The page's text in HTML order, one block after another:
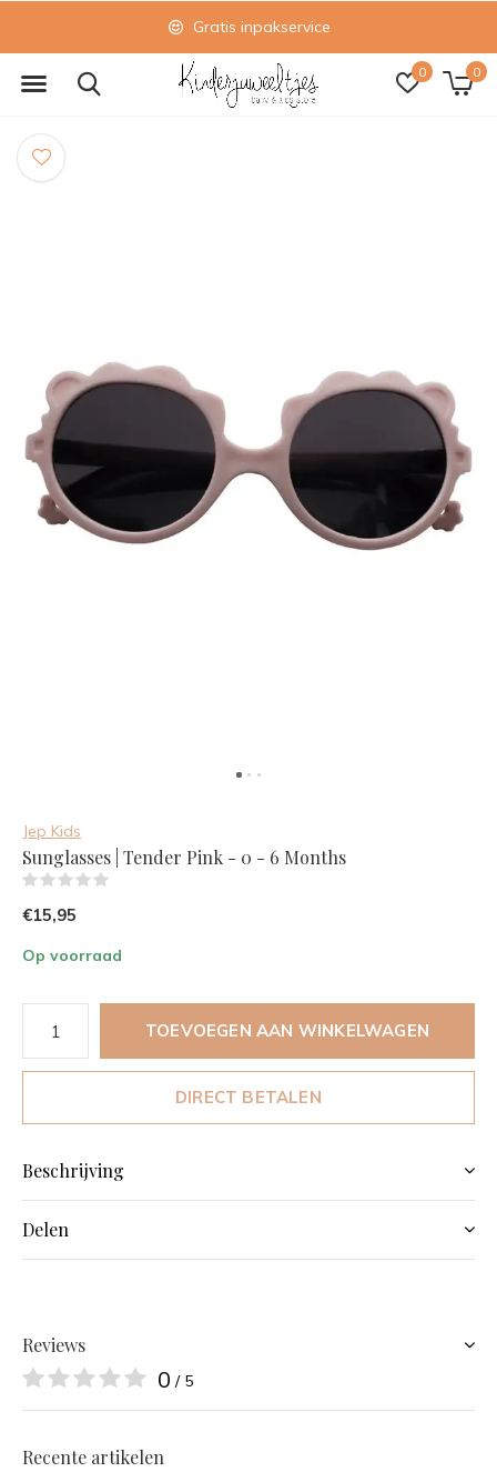
0 0
Gratis inpakservice
Jep Kids
Sunglasses | Tender Pink - 0 - 6 Months
€15,95
Op voorraad
TOEVOEGEN AAN WINKELWAGEN
DIRECT BETALEN
Beschrijving
Delen
Reviews
0 / 5
Recente artikelen